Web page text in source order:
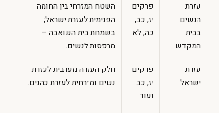
עזרת
הנשים
בבית
המקדש
פרקים
יז, כב,
כה, לא
השטח המזרחי בין החומה
הפנימית לעזרת ישראל;
בשמחת בית השואבה –
מרפסות לנשים.
עזרת
ישראל
פרקים
יז, כב
ועוד
חלק העזרה מערבית לעזרת
נשים ומזרחית לעזרת כהנים.